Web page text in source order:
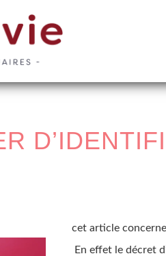
cet article
En effet le décret